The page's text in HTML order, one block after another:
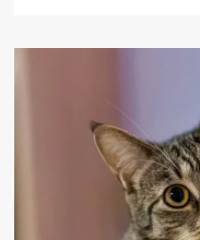
Чернівцях
трубу,
список
вулиць,
водопостачання